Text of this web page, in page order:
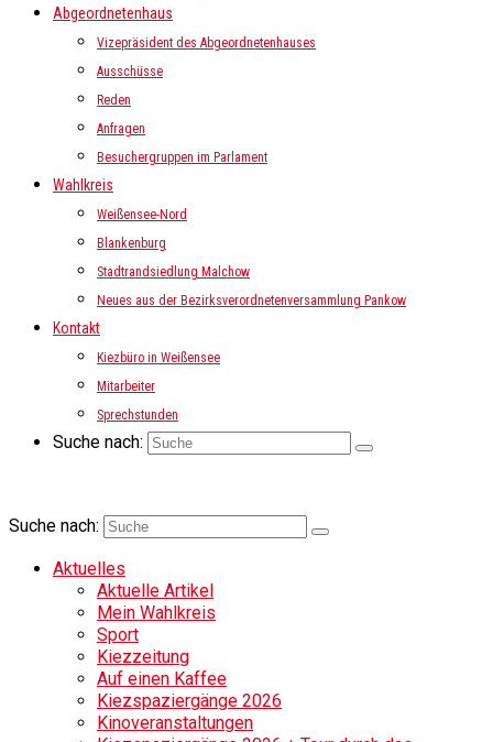
Abgeordnetenhaus
Vizepräsident des Abgeordnetenhauses
Ausschüsse
Reden
Anfragen
Besuchergruppen im Parlament
Wahlkreis
Weißensee-Nord
Blankenburg
Stadtrandsiedlung Malchow
Neues aus der Bezirksverordnetenversammlung Pankow
Kontakt
Kiezbüro in Weißensee
Mitarbeiter
Sprechstunden
Suche nach:
Suche nach:
Aktuelles
Aktuelle Artikel
Mein Wahlkreis
Sport
Kiezzeitung
Auf einen Kaffee
Kiezspaziergänge 2026
Kinoveranstaltungen